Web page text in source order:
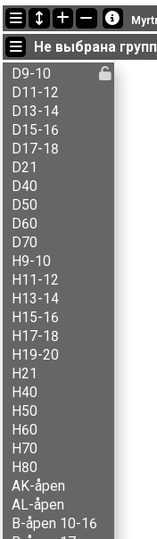
Последние обновления
13:31:23: Aksel B. Carlson (
13:31:23: Aksel T. Fingarsen (
13:31:23: Amund Flaskerud (
Не выбрана
D9-10
D11-12
D13-14
D15-16
D17-18
D21
D40
D50
D60
D70
H9-10
H11-12
H13-14
H15-16
H17-18
H19-20
H21
H40
H50
H60
H70
H80
AK-åpen
AL-åpen
B-åpen 10-16